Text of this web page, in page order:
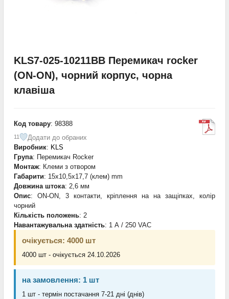
KLS7-025-10211BB Перемикач rocker
(ON-ON), чорний корпус, чорна
клавіша
Код товару: 98388
11
Додати до обраних
Виробник: KLS
Група: Перемикач Rocker
Монтаж: Клеми з отвором
Габарити: 15x10,5x17,7 (клем) mm
Довжина штока: 2,6 мм
Опис: ON-ON, 3 контакти, кріплення на на защіпках, колір
чорний
Кількість положень: 2
Навантажувальна здатність: 1 А / 250 VAC
очікується: 4000 шт
4000 шт - очікується 24.10.2026
на замовлення: 1 шт
1 шт - термін постачання 7-21 дні (днів)